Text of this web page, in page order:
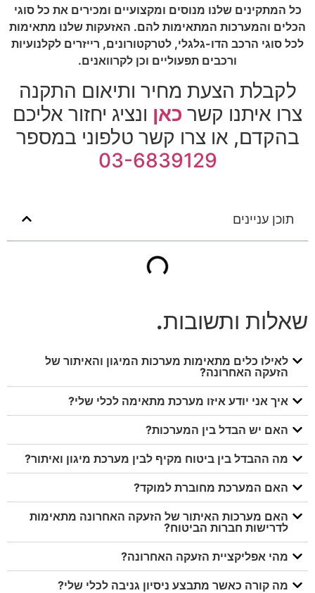
כל המתקינים שלנו מנוסים ומקצועיים ומכירים את כל סוגי
הכלים והמערכות המתאימות להם. האזעקות שלנו מתאימות
לכל סוגי הרכב הדו-גלגלי, לטרקטורונים, רייזרים לקלנועיות
ורכבים תפעוליים וכן לקרוואנים.
לקבלת הצעת מחיר ותיאום התקנה
צרו איתנו קשר כאן ונציג יחזור אליכם
בהקדם, או צרו קשר טלפוני במספר
03-6839129
תוכן עניינים
שאלות ותשובות.
לאילו כלים מתאימות מערכות המיגון והאיתור של
הזעקה האחרונה?
איך אני יודע איזו מערכת מתאימה לכלי שלי?
האם יש הבדל בין המערכות?
מה ההבדל בין ביטוח מקיף לבין מערכת מיגון ואיתור?
האם המערכת מחוברת למוקד?
האם מערכות האיתור של הזעקה האחרונה מתאימות
לדרישות חברות הביטוח?
מהי אפליקציית הזעקה האחרונה?
מה קורה כאשר מתבצע ניסיון גניבה לכלי שלי?